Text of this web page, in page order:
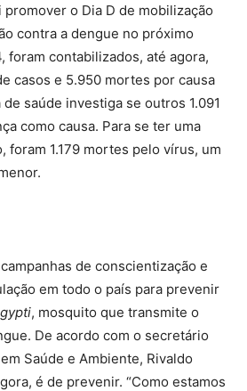
o Dia D de mobilização
contra a dengue no próximo
foram contabilizados, até agora,
casos e 5.950 mortes por causa
saúde investiga se outros 1.091
como causa. Para se ter uma
foram 1.179 mortes pelo vírus, um
de conscientização e
em todo o país para prevenir
, mosquito que transmite o
De acordo com o secretário
Saúde e Ambiente, Rivaldo
é de prevenir. “Como estamos